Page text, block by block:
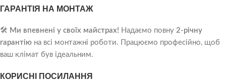
ГАРАНТІЯ НА МОНТАЖ
🛠️ Ми впевнені у своїх майстрах! Надаємо повну 2-річну
гарантію на всі монтажні роботи. Працюємо професійно, щоб
ваш клімат був ідеальним.
КОРИСНІ ПОСИЛАННЯ